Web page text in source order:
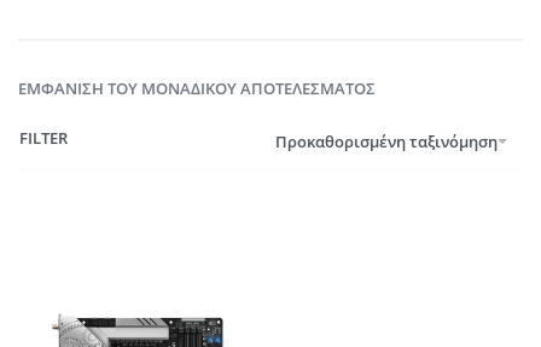
ΕΜΦΆΝΙΣΗ ΤΟΥ ΜΟΝΑΔΙΚΟΎ ΑΠΟΤΕΛΈΣΜΑΤΟΣ
Προκαθορισμένη ταξινόμηση
FILTER